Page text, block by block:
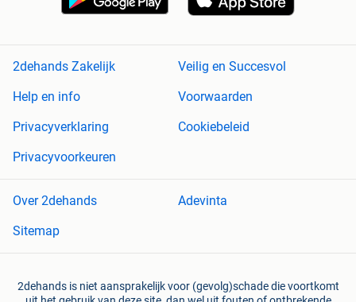
2dehands Zakelijk
Veilig en Succesvol
Help en info
Voorwaarden
Privacyverklaring
Cookiebeleid
Privacyvoorkeuren
Over 2dehands
Adevinta
Sitemap
2dehands is niet aansprakelijk voor (gevolg)schade die voortkomt